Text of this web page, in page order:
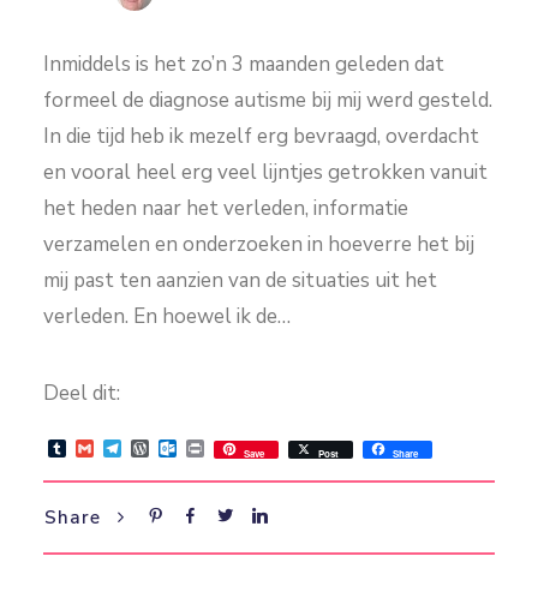
Inmiddels is het zo’n 3 maanden geleden dat
formeel de diagnose autisme bij mij werd gesteld.
In die tijd heb ik mezelf erg bevraagd, overdacht
en vooral heel erg veel lijntjes getrokken vanuit
het heden naar het verleden, informatie
verzamelen en onderzoeken in hoeverre het bij
mij past ten aanzien van de situaties uit het
verleden. En hoewel ik de…
Deel dit:
Tumblr
GmailTelegram
WordPress
Outlook.com
PrintSave Post Share
Share